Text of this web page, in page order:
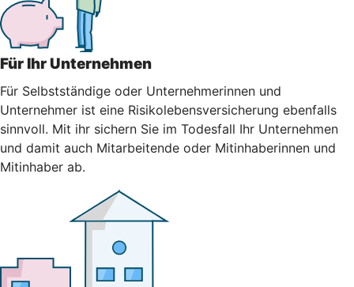
Für Ihr Unternehmen
Für Selbstständige oder Unternehmerinnen und
Unternehmer ist eine Risikolebensversicherung ebenfalls
sinnvoll. Mit ihr sichern Sie im Todesfall Ihr Unternehmen
und damit auch Mitarbeitende oder Mitinhaberinnen und
Mitinhaber ab.